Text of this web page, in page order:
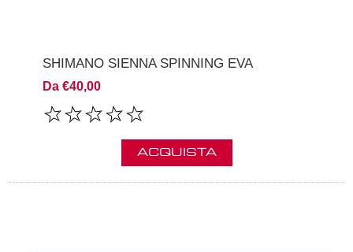
SHIMANO SIENNA SPINNING EVA
Da €40,00
ACQUISTA